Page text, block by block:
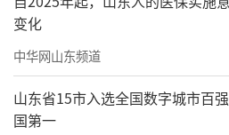
变化
中华网山东频道
山东省15市入选全国数字城市百
国第一